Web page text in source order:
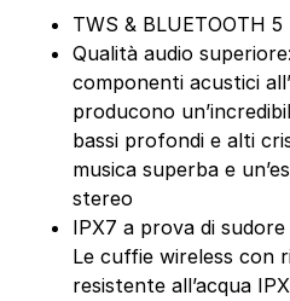
TWS & BLUETOOTH 5
Qualità audio
componenti acustici
producono
bassi profondi e alti
musica superba e
stereo
IPX7 a prova di
Le cuffie wireless con
resistente all’acqua